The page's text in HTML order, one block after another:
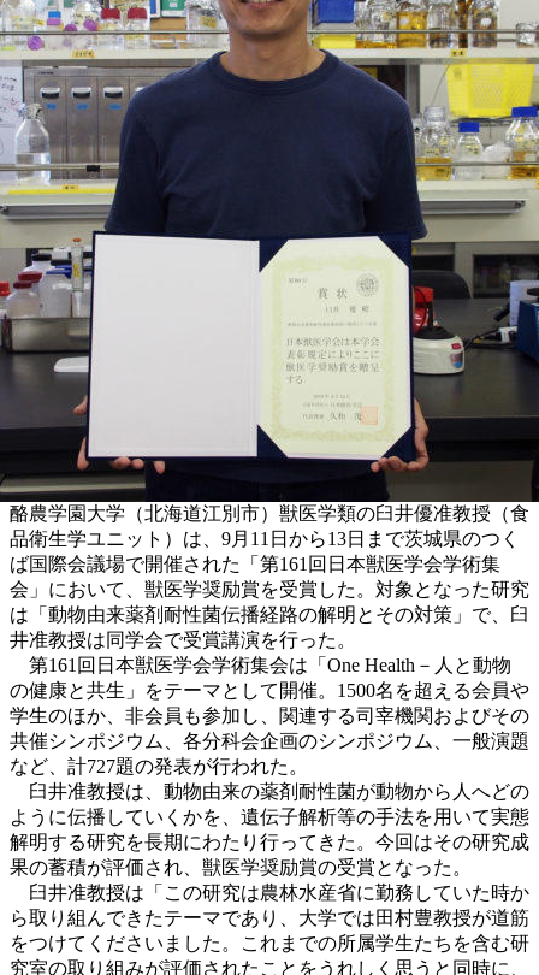
酪農学園大学（北海道江別市）獣医学類の臼井優准教授（食
品衛生学ユニット）は、9月11日から13日まで茨城県のつく
ば国際会議場で開催された「第161回日本獣医学会学術集
会」において、獣医学奨励賞を受賞した。対象となった研究
は「動物由来薬剤耐性菌伝播経路の解明とその対策」で、臼
井准教授は同学会で受賞講演を行った。
第161回日本獣医学会学術集会は「One Health－人と動物
の健康と共生」をテーマとして開催。1500名を超える会員や
学生のほか、非会員も参加し、関連する司宰機関およびその
共催シンポジウム、各分科会企画のシンポジウム、一般演題
など、計727題の発表が行われた。
臼井准教授は、動物由来の薬剤耐性菌が動物から人へどの
ように伝播していくかを、遺伝子解析等の手法を用いて実態
解明する研究を長期にわたり行ってきた。今回はその研究成
果の蓄積が評価され、獣医学奨励賞の受賞となった。
臼井准教授は「この研究は農林水産省に勤務していた時か
ら取り組んできたテーマであり、大学では田村豊教授が道筋
をつけてくださいました。これまでの所属学生たちを含む研
究室の取り組みが評価されたことをうれしく思うと同時に、